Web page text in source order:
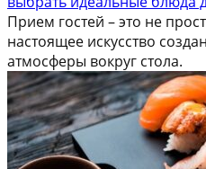
Прием гостей – это не
настоящее искусство
атмосферы вокруг стола.